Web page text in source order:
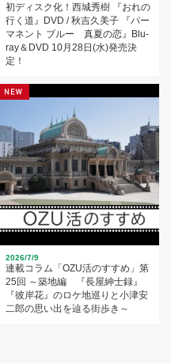
初ディスク化！西城秀樹 『おれの
行く道』DVD / 秋吉久美子 『パー
マネント ブルー 真夏の恋』Blu-
ray＆DVD 10月28日(水)発売決
定！
2026/7/9
連載コラム「OZU活のすすめ」第
25回 ～築地編 『長屋紳士録』
『彼岸花』のロケ地巡りと小津安
二郎の思い出を辿る街歩き～